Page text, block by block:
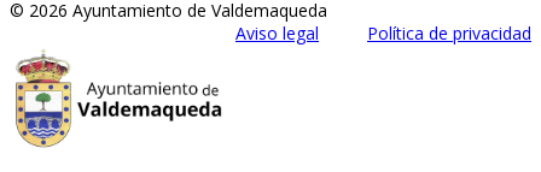
© 2026 Ayuntamiento de Valdemaqueda
Aviso legal
Política de privacidad